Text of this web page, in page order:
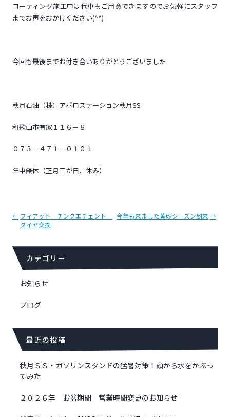
コーティング施工中は代車もご用意できますのでお気軽にスタッフ
までお声をおかけください(^^)
今回も最後までお付き合いありがとうございました
秋月石油（株）アポロステーション秋月SS
和歌山市有家１１６－８
０７３－４７１－０１０１
年中無休（正月三が日、休み）
投
稿
ビ
ゲ
シ
ン
← フィアット チンクエチェント
タイヤ交換
今年も来ました黄砂シーズン到来 →
カテゴリー
お知らせ
ブログ
最近の投稿
秋月ＳＳ・ガソリンスタンドの猛暑対策！頭から水をかぶっ
てみた
２０２６年 お盆期間 営業時間変更のお知らせ